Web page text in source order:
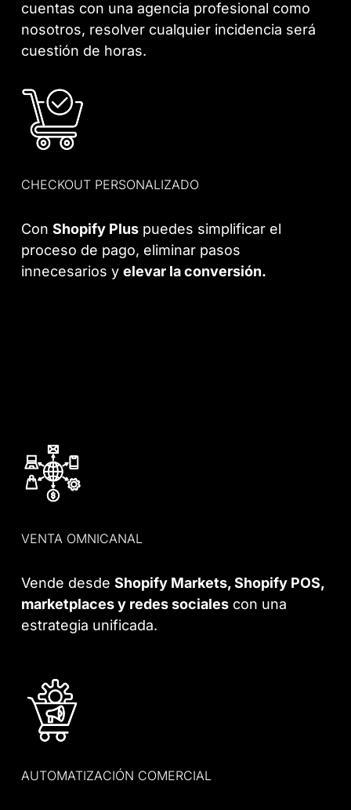
cuentas con una agencia profesional como
nosotros, resolver cualquier incidencia será
cuestión de horas.
CHECKOUT PERSONALIZADO
ConShopify Plus puedes simplificar el
proceso de pago, eliminar pasos
innecesarios yelevar la conversión.
VENTA OMNICANAL
Vende desdeShopify Markets, Shopify POS,
marketplaces y redes sociales con una
estrategia unificada.
AUTOMATIZACIÓN COMERCIAL